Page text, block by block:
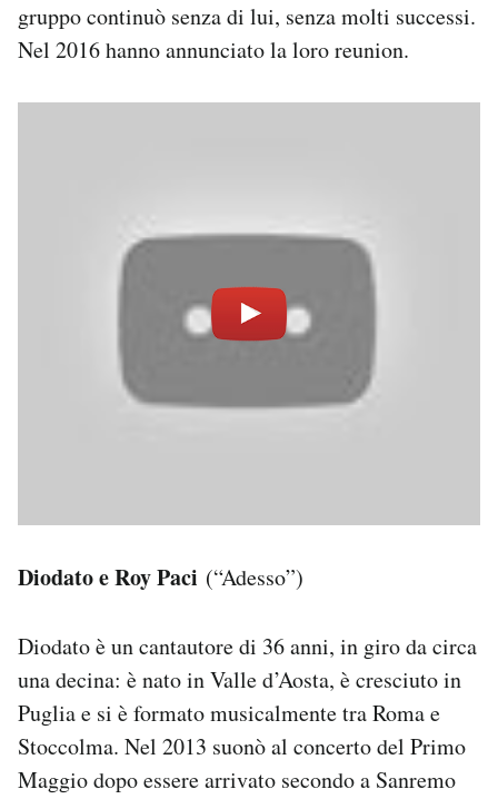
gruppo continuò senza di lui, senza molti successi.
Nel 2016 hanno annunciato la loro reunion.
Diodato e Roy Paci (“Adesso”)
Diodato è un cantautore di 36 anni, in giro da circa
una decina: è nato in Valle d’Aosta, è cresciuto in
Puglia e si è formato musicalmente tra Roma e
Stoccolma. Nel 2013 suonò al concerto del Primo
Maggio dopo essere arrivato secondo a Sanremo